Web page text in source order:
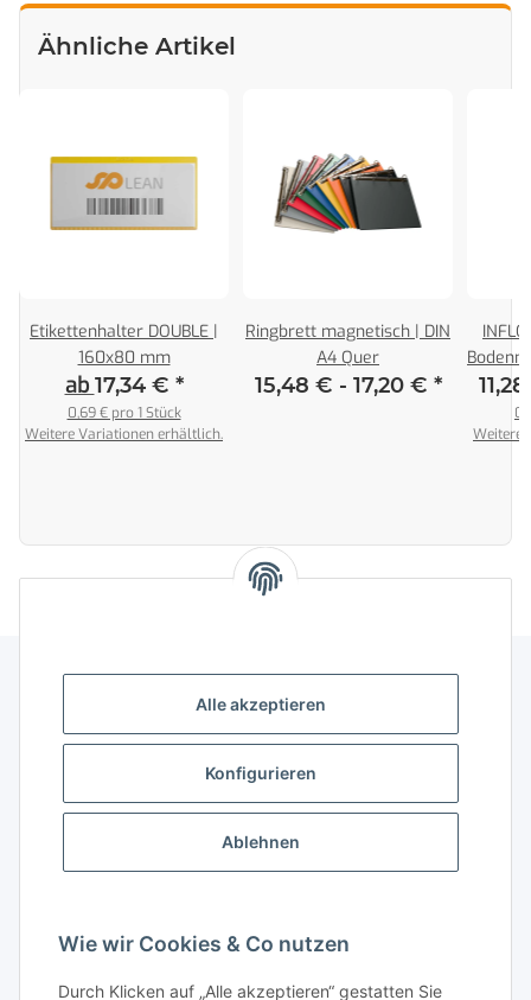
Alle akzeptieren
Konfigurieren
Ablehnen
Wie wir Cookies & Co nutzen
Durch Klicken auf „Alle akzeptieren“ gestatten Sie
Ähnliche Artikel
Etikettenhalter DOUBLE |
160x80 mm
ab 17,34 € *
0,69 € pro 1 Stück
Weitere Variationen erhältlich.
Ringbrett magnetisch | DIN
A4 Quer
15,48 € - 17,20 € *
Weitere